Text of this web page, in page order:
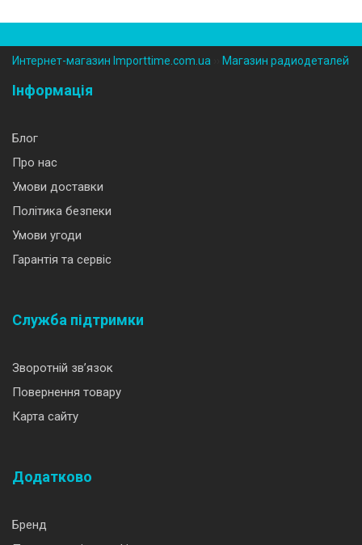
Интернет-магазин Importtime.com.ua Магазин радиодеталей
Інформація
Блог
Про нас
Умови доставки
Політика безпеки
Умови угоди
Гарантія та сервіс
Служба підтримки
Зворотній зв’язок
Повернення товару
Карта сайту
Додатково
Бренд